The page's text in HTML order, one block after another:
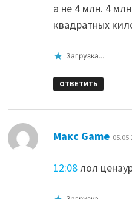
а не 4 млн. 4
квадратных
Загрузка...
ОТВЕТИТЬ
Макс Game:
12:08лол